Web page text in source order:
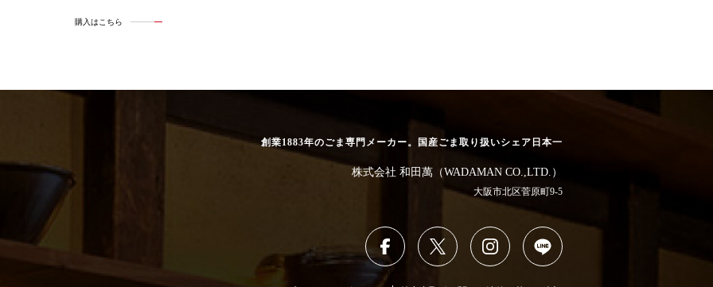
購入はこちら
創業1883年のごま専門メーカー。 国産ごま取り扱いシェア日本一
株式会社 和田萬（WADAMAN CO.,LTD.）
大阪市北区菅原町9-5